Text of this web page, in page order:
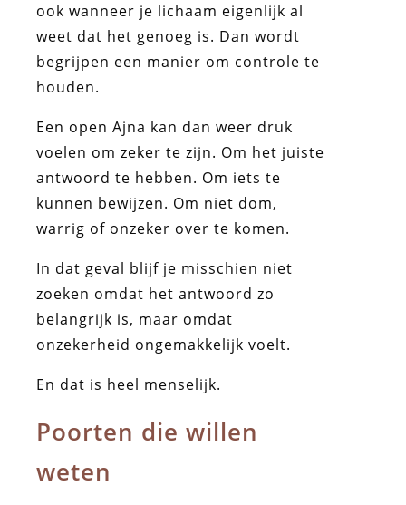
ook wanneer je lichaam eigenlijk al
weet dat het genoeg is. Dan wordt
begrijpen een manier om controle te
houden.
Een open Ajna kan dan weer druk
voelen om zeker te zijn. Om het juiste
antwoord te hebben. Om iets te
kunnen bewijzen. Om niet dom,
warrig of onzeker over te komen.
In dat geval blijf je misschien niet
zoeken omdat het antwoord zo
belangrijk is, maar omdat
onzekerheid ongemakkelijk voelt.
En dat is heel menselijk.
Poorten die willen
weten